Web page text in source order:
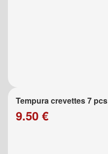
Tempura crevettes 7 pcs
9.50 €